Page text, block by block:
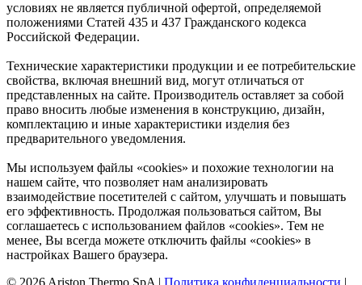
условиях не является публичной офертой, определяемой
положениями Статей 435 и 437 Гражданского кодекса
Российской Федерации.
Технические характеристики продукции и ее потребительские
свойства, включая внешний вид, могут отличаться от
представленных на сайте. Производитель оставляет за собой
право вносить любые изменения в конструкцию, дизайн,
комплектацию и иные характеристики изделия без
предварительного уведомления.
Мы используем файлы «cookies» и похожие технологии на
нашем сайте, что позволяет нам анализировать
взаимодействие посетителей с сайтом, улучшать и повышать
его эффективность. Продолжая пользоваться сайтом, Вы
соглашаетесь с использованием файлов «cookies». Тем не
менее, Вы всегда можете отключить файлы «cookies» в
настройках Вашего браузера.
© 2026 Ariston Thermo SpA | Политика конфиденциальности |